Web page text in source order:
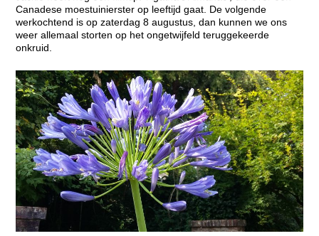
Canadese moestuinierster op leeftijd gaat. De volgende
werkochtend is op zaterdag 8 augustus, dan kunnen we ons
weer allemaal storten op het ongetwijfeld teruggekeerde
onkruid.